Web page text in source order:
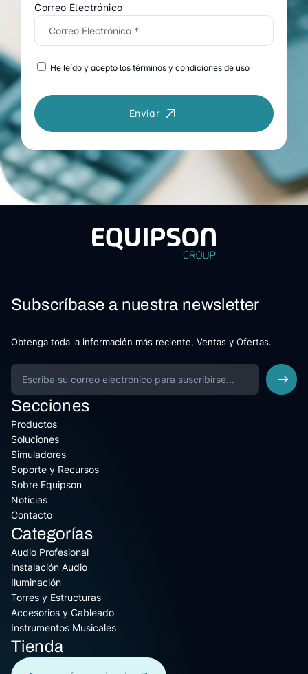
Correo Electrónico
He leído y acepto los términos y condiciones de uso
Enviar
Subscríbase a nuestra newsletter
Obtenga toda la información más reciente, Ventas y Ofertas.
Secciones
Productos
Soluciones
Simuladores
Soporte y Recursos
Sobre Equipson
Noticias
Contacto
Categorías
Audio Profesional
Instalación Audio
Iluminación
Torres y Estructuras
Accesorios y Cableado
Instrumentos Musicales
Tienda